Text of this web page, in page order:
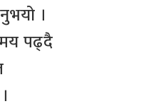
।
पढ्दै